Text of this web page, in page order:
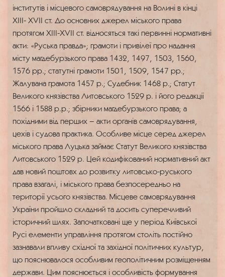
інститутів і місцевого самоврядування на Волині в кінці
ХІІІ- ХVII ст. До основних джерел міського права
протягом ХІІІ-ХVII ст. відносяться такі первинні нормативні
акти: «Руська правда»; грамоти і привілеї про надання
місту магдебурзького права 1432, 1497, 1503, 1560,
1576 рр.; статутні грамоти 1501, 1509, 1547 рр.;
Жалувана грамота 1457 р.; Судебник 1468 р.; Статут
Великого князівства Литовського 1529 р. і його редакції
1566 і 1588 р.р.; збірники магдебурзького права; а
похідними від перших – акти органів самоврядування,
цехів і судова практика. Особливе місце серед джерел
міського права Луцька займає Статут Великого князівства
Литовського 1529 р. Цей кодифікований нормативний акт
дав новий поштовх до розвитку литовсько-руського
права взагалі, і міського права безпосередньо на
території усього князівства. Місцеве самоврядування
України пройшло складний та досить суперечливий
історичний шлях. Започатковані ще у період Київської
Русі елементи управління протягом століть постійно
зазнавали впливу східної та західної політичних культур,
що пояснювалося особливим геополітичним розміщенням
держави. Цим пояснюється і особливість формування